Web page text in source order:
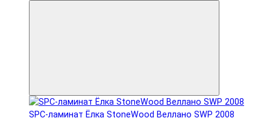
SPC-ламинат Ëлка StoneWood Веллано SWP 2008